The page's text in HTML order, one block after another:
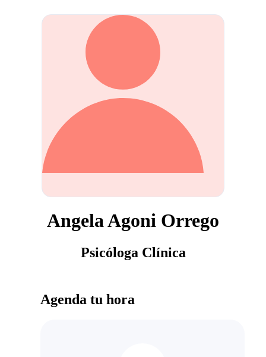
Angela Agoni Orrego
Psicóloga Clínica
Agenda tu hora